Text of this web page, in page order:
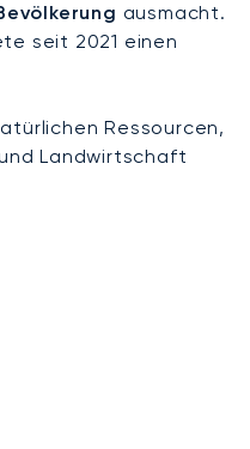
ausmacht.
seit 2021 einen
Ressourcen,
Landwirtschaft